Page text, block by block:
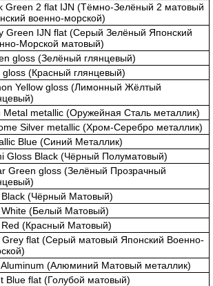
Green 2 flat IJN (Тёмно-Зелёный 2 матовый
военно-морской)
Green IJN flat (Серый Зелёный Японский
Морской матовый)
gloss (Зелёный глянцевый)
gloss (Красный глянцевый)
Yellow gloss (Лимонный Жёлтый
Metal metallic (Оружейная Сталь металлик)
Silver metallic (Хром-Серебро металлик)
Blue (Синий Металлик)
Gloss Black (Чёрный Полуматовый)
Green gloss (Зелёный Прозрачный
Black (Чёрный Матовый)
White (Белый Матовый)
Red (Красный Матовый)
Grey flat (Серый матовый Японский Военно-
Aluminum (Алюминий Матовый металлик)
Blue flat (Голубой матовый)